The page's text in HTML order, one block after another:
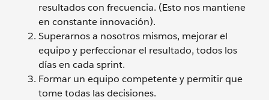
resultados con frecuencia. (Esto nos mantiene
en constante innovación).
Superarnos a nosotros mismos, mejorar el
equipo y perfeccionar el resultado, todos los
días en cada sprint.
Formar un equipo competente y permitir que
tome todas las decisiones.